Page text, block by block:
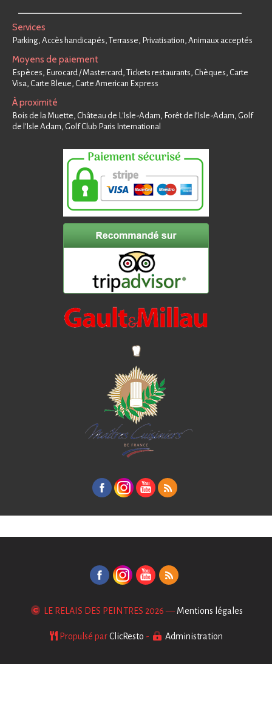
Services
Parking, Accès handicapés, Terrasse, Privatisation, Animaux acceptés
Moyens de paiement
Espèces, Eurocard / Mastercard, Tickets restaurants, Chèques, Carte
Visa, Carte Bleue, Carte American Express
À proximité
Bois de la Muette, Château de L'Isle-Adam, Forêt de l’Isle-Adam, Golf
de l'Isle Adam, Golf Club Paris International
LE RELAIS DES PEINTRES 2026 — Mentions légales
Propulsé parClicResto - Administration